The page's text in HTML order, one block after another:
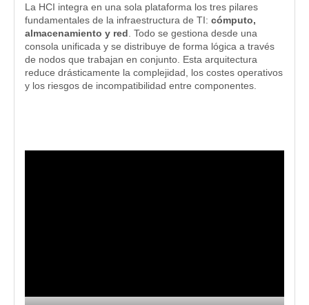
La HCI integra en una sola plataforma los tres pilares
fundamentales de la infraestructura de TI: cómputo,
almacenamiento y red . Todo se gestiona desde una
consola unificada y se distribuye de forma lógica a través
de nodos que trabajan en conjunto. Esta arquitectura
reduce drásticamente la complejidad, los costes operativos
y los riesgos de incompatibilidad entre componentes.